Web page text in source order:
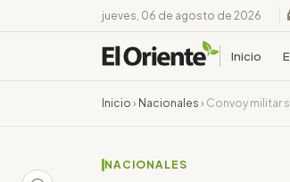
jueves, 06 de agosto de 2026
Inicio
Inicio › Nacionales › Convoy militar
NACIONALES